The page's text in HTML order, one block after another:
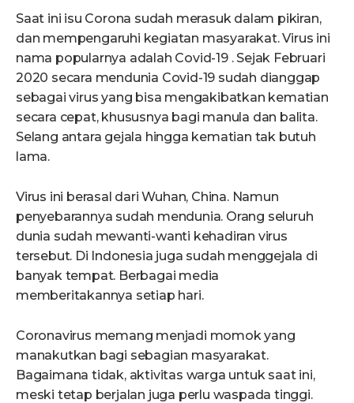
Saat ini isu Corona sudah merasuk dalam pikiran,
dan mempengaruhi kegiatan masyarakat. Virus ini
nama popularnya adalah Covid-19 . Sejak Februari
2020 secara mendunia Covid-19 sudah dianggap
sebagai virus yang bisa mengakibatkan kematian
secara cepat, khususnya bagi manula dan balita.
Selang antara gejala hingga kematian tak butuh
lama.
Virus ini berasal dari Wuhan, China. Namun
penyebarannya sudah mendunia. Orang seluruh
dunia sudah mewanti-wanti kehadiran virus
tersebut. Di Indonesia juga sudah menggejala di
banyak tempat. Berbagai media
memberitakannya setiap hari.
Coronavirus memang menjadi momok yang
manakutkan bagi sebagian masyarakat.
Bagaimana tidak, aktivitas warga untuk saat ini,
meski tetap berjalan juga perlu waspada tinggi.